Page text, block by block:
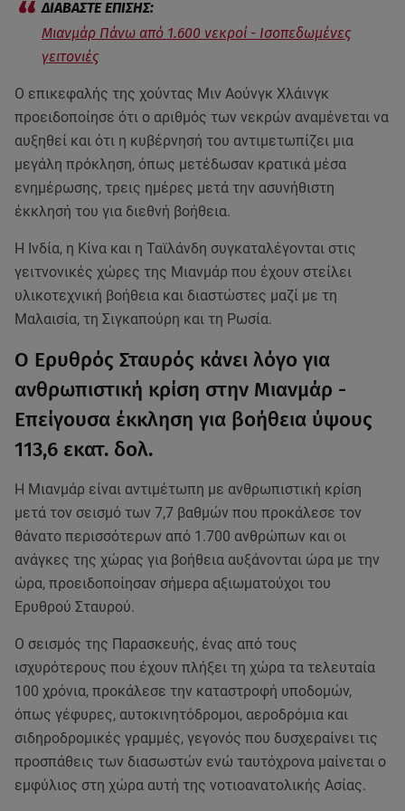
Μιανμάρ Πάνω από 1.600 νεκροί - Iσοπεδωμένες
γειτονιές
Ο επικεφαλής της χούντας Μιν Αούνγκ Χλάινγκ
προειδοποίησε ότι ο αριθμός των νεκρών αναμένεται να
αυξηθεί και ότι η κυβέρνησή του αντιμετωπίζει μια
μεγάλη πρόκληση, όπως μετέδωσαν κρατικά μέσα
ενημέρωσης, τρεις ημέρες μετά την ασυνήθιστη
έκκλησή του για διεθνή βοήθεια.
Η Ινδία, η Κίνα και η Ταϊλάνδη συγκαταλέγονται στις
γειτνονικές χώρες της Μιανμάρ που έχουν στείλει
υλικοτεχνική βοήθεια και διαστώστες μαζί με τη
Μαλαισία, τη Σιγκαπούρη και τη Ρωσία.
Ο Ερυθρός Σταυρός κάνει λόγο για
ανθρωπιστική κρίση στην Μιανμάρ -
Επείγουσα έκκληση για βοήθεια ύψους
113,6 εκατ. δολ.
Η Μιανμάρ είναι αντιμέτωπη με ανθρωπιστική κρίση
μετά τον σεισμό των 7,7 βαθμών που προκάλεσε τον
θάνατο περισσότερων από 1.700 ανθρώπων και οι
ανάγκες της χώρας για βοήθεια αυξάνονται ώρα με την
ώρα, προειδοποίησαν σήμερα αξιωματούχοι του
Ερυθρού Σταυρού.
Ο σεισμός της Παρασκευής, ένας από τους
ισχυρότερους που έχουν πλήξει τη χώρα τα τελευταία
100 χρόνια, προκάλεσε την καταστροφή υποδομών,
όπως γέφυρες, αυτοκινητόδρομοι, αεροδρόμια και
σιδηροδρομικές γραμμές, γεγονός που δυσχεραίνει τις
προσπάθεις των διασωστών ενώ ταυτόχρονα μαίνεται ο
εμφύλιος στη χώρα αυτή της νοτιοανατολικής Ασίας.